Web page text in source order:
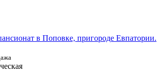
в Поповке, пригороде Евпатории.